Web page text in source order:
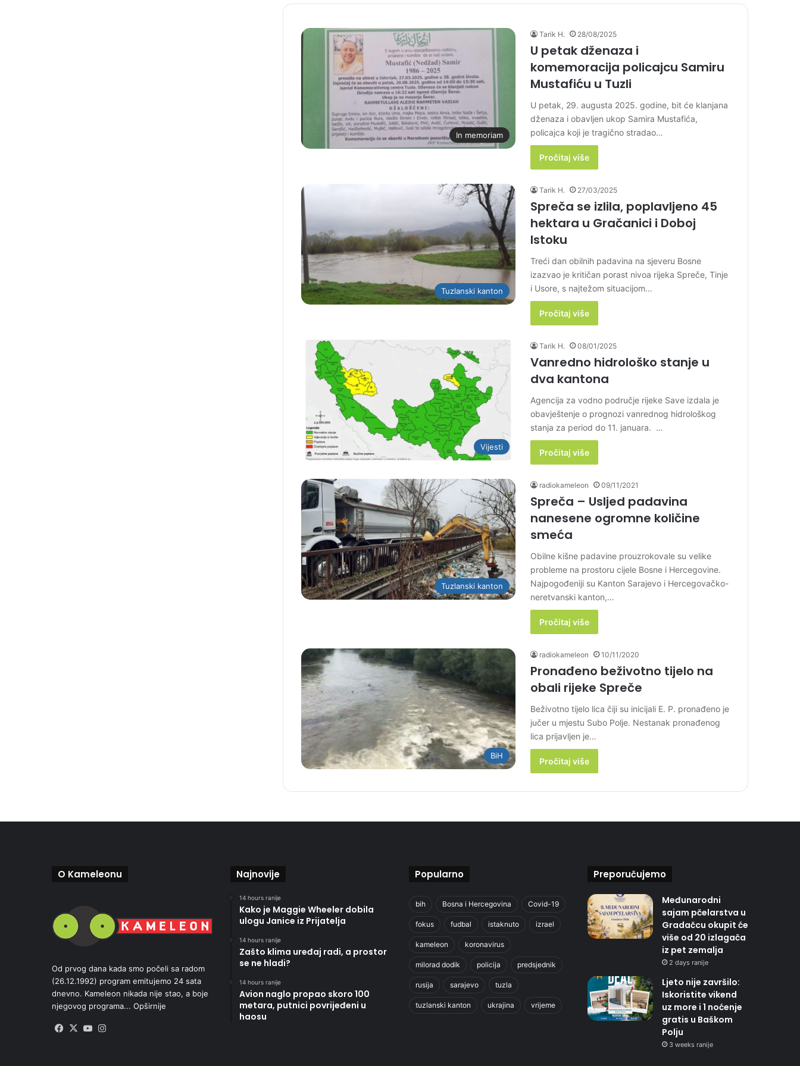
In memoriam
Tarik H. 28/08/2025
U petak dženaza i
komemoracija policajcu Samiru
Mustafiću u Tuzli
U petak, 29. augusta 2025. godine, bit će klanjana
dženaza i obavljen ukop Samira Mustafića,
policajca koji je tragično stradao…
Pročitaj više
Tuzlanski kanton
Tarik H. 27/03/2025
Spreča se izlila, poplavljeno 45
hektara u Gračanici i Doboj
Istoku
Treći dan obilnih padavina na sjeveru Bosne
izazvao je kritičan porast nivoa rijeka Spreče, Tinje
i Usore, s najtežom situacijom…
Pročitaj više
Vijesti
Tarik H. 08/01/2025
Vanredno hidrološko stanje u
dva kantona
Agencija za vodno područje rijeke Save izdala je
obavještenje o prognozi vanrednog hidrološkog
stanja za period do 11. januara. …
Pročitaj više
Tuzlanski kanton
radiokameleon 09/11/2021
Spreča – Usljed padavina
nanesene ogromne količine
smeća
Obilne kišne padavine prouzrokovale su velike
probleme na prostoru cijele Bosne i Hercegovine.
Najpogođeniji su Kanton Sarajevo i Hercegovačko-
neretvanski kanton,…
Pročitaj više
BiH
radiokameleon 10/11/2020
Pronađeno beživotno tijelo na
obali rijeke Spreče
Beživotno tijelo lica čiji su inicijali E. P. pronađeno je
jučer u mjestu Subo Polje. Nestanak pronađenog
lica prijavljen je…
Pročitaj više
O Kameleonu
Od prvog dana kada smo počeli sa radom
(26.12.1992) program emitujemo 24 sata
dnevno. Kameleon nikada nije stao, a boje
njegovog programa... Opširnije
Facebook
X YouTube
Najnovije
14 hours ranije
Kako je Maggie Wheeler dobila
ulogu Janice iz Prijatelja
14 hours ranije
Zašto klima uređaj radi, a prostor
se ne hladi?
14 hours ranije
Avion naglo propao skoro 100
metara, putnici povrijeđeni u
haosu
Popularno
bih Bosna i Hercegovina Covid-19
fokus fudbal istaknuto izrael
kameleon koronavirus
milorad dodik policija predsjednik
rusija sarajevo tuzla
tuzlanski kanton ukrajina vrijeme
Preporučujemo
Međunarodni
sajam pčelarstva u
Gradačcu okupit će
više od 20 izlagača
iz pet zemalja
2 days ranije
Ljeto nije završilo:
Iskoristite vikend
uz more i 1 noćenje
gratis u Baškom
Polju
3 weeks ranije